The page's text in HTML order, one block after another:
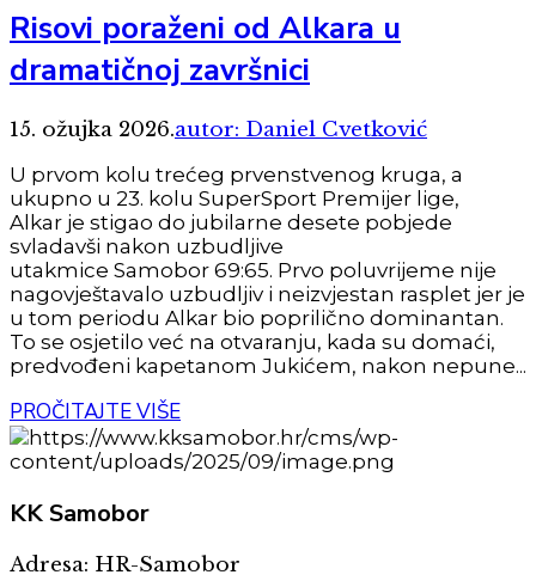
Risovi poraženi od Alkara u
dramatičnoj završnici
15. ožujka 2026.autor: Daniel Cvetković
U prvom kolu trećeg prvenstvenog kruga, a
ukupno u 23. kolu SuperSport Premijer lige,
Alkar je stigao do jubilarne desete pobjede
svladavši nakon uzbudljive
utakmice Samobor 69:65. Prvo poluvrijeme nije
nagovještavalo uzbudljiv i neizvjestan rasplet jer je
u tom periodu Alkar bio poprilično dominantan.
To se osjetilo već na otvaranju, kada su domaći,
predvođeni kapetanom Jukićem, nakon nepune...
PROČITAJTE VIŠE
KKSamobor
Adresa: HR-Samobor